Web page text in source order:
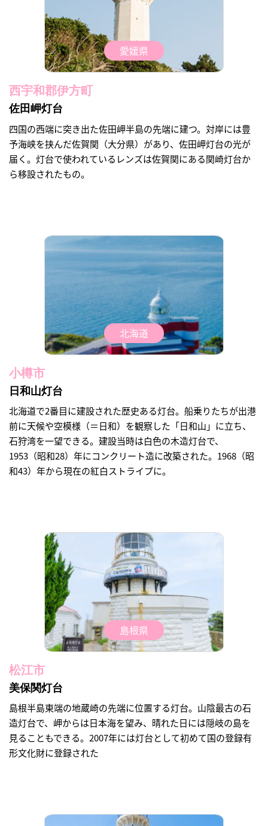
愛媛県
西宇和郡伊方町
佐田岬灯台
四国の西端に突き出た佐田岬半島の先端に建つ。対岸には豊
予海峡を挟んだ佐賀関（大分県）があり、佐田岬灯台の光が
届く。灯台で使われているレンズは佐賀関にある関崎灯台か
ら移設されたもの。
北海道
小樽市
日和山灯台
北海道で2番目に建設された歴史ある灯台。船乗りたちが出港
前に天候や空模様（＝日和）を観察した「日和山」に立ち、
石狩湾を一望できる。建設当時は白色の木造灯台で、
1953（昭和28）年にコンクリート造に改築された。1968（昭
和43）年から現在の紅白ストライプに。
島根県
松江市
美保関灯台
島根半島東端の地蔵崎の先端に位置する灯台。山陰最古の石
造灯台で、岬からは日本海を望み、晴れた日には隠岐の島を
見ることもできる。2007年には灯台として初めて国の登録有
形文化財に登録された